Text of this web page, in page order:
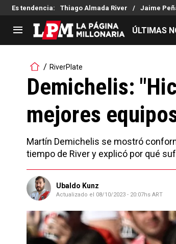
Es tendencia: Thiago Almada River Jaime
LIGA PROFESIONAL
Noticias
Tabla de posiciones
Fixture
Reserva
Copa
Copa
Selección
ÚLTIMAS
RiverPlate
Demichelis:
mejores
Martín Demichelis se mostró
tiempo de River y explicó por qué
Ubaldo Kunz
Actualizado el 08/10/2023 - 20:07hs ART